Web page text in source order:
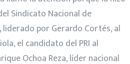
Sindicato Nacional de
por Gerardo Cortés, al
el candidato del PRI al
Ochoa Reza, líder nacional